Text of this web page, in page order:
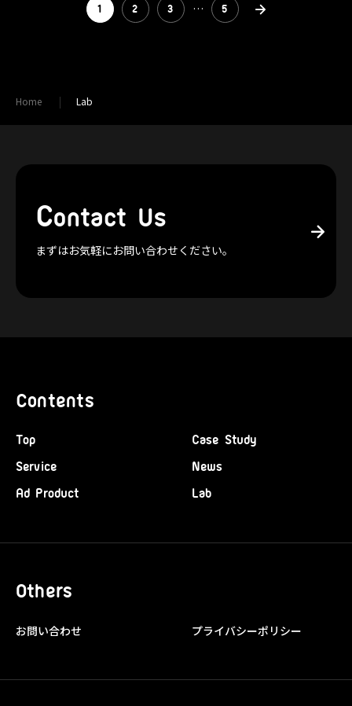
1 2 3 … 5
Home Lab
Contact Us
まずはお気軽にお問い合わせください。
Contents
Top
Service
Ad Product
Case Study
News
Lab
Others
お問い合わせ プライバシーポリシー